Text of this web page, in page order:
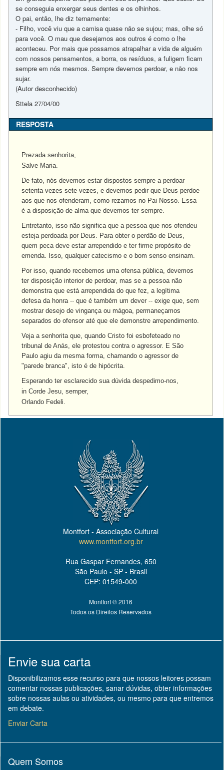
se conseguia enxergar seus dentes e os olhinhos.
O pai, então, lhe diz ternamente:
- Filho, você viu que a camisa quase não se sujou; mas, olhe só
para você. O mau que desejamos aos outros é como o lhe
aconteceu. Por mais que possamos atrapalhar a vida de alguém
com nossos pensamentos, a borra, os resíduos, a fuligem ficam
sempre em nós mesmos. Sempre devemos perdoar, e não nos
sujar.
(Autor desconhecido)
Sttela 27/04/00
RESPOSTA
Prezada senhorita,
Salve Maria.
De fato, nós devemos estar dispostos sempre a perdoar
setenta vezes sete vezes, e devemos pedir que Deus perdoe
aos que nos ofenderam, como rezamos no Pai Nosso. Essa
é a disposição de alma que devemos ter sempre.
Entretanto, isso não significa que a pessoa que nos ofendeu
esteja perdoada por Deus. Para obter o perdão de Deus,
quem peca deve estar arrependido e ter firme propósito de
emenda. Isso, qualquer catecismo e o bom senso ensinam.
Por isso, quando recebemos uma ofensa pública, devemos
ter disposição interior de perdoar, mas se a pessoa não
demonstra que está arrependida do que fez, a legítima
defesa da honra -- que é também um dever -- exige que, sem
mostrar desejo de vingança ou mágoa, permaneçamos
separados do ofensor até que ele demonstre arrependimento.
Veja a senhorita que, quando Cristo foi esbofeteado no
tribunal de Anás, ele protestou contra o agressor. E São
Paulo agiu da mesma forma, chamando o agressor de
"parede branca", isto é de hipócrita.
Esperando ter esclarecido sua dúvida despedimo-nos,
in Corde Jesu, semper,
Orlando Fedeli.
Montfort - Associação Cultural
www.montfort.org.br
Rua Gaspar Fernandes, 650
São Paulo - SP - Brasil
CEP: 01549-000
Montfort © 2016
Todos os Direitos Reservados
Envie sua carta
Disponibilizamos esse recurso para que nossos leitores possam
comentar nossas publicações, sanar dúvidas, obter informações
sobre nossas aulas ou atividades, ou mesmo para que entremos
em debate.
Enviar Carta
Quem Somos